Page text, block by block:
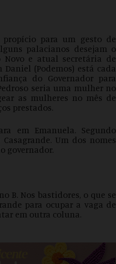
propício para um gesto de
palacianos desejam o
e atual secretária de
(Podemos) está cada
do Governador para
seria uma mulher no
as mulheres no mês de
prestados.
em Emanuela. Segundo
Um dos nomes
governador.
B. Nos bastidores, o que se
para ocupar a vaga de
em outra coluna.